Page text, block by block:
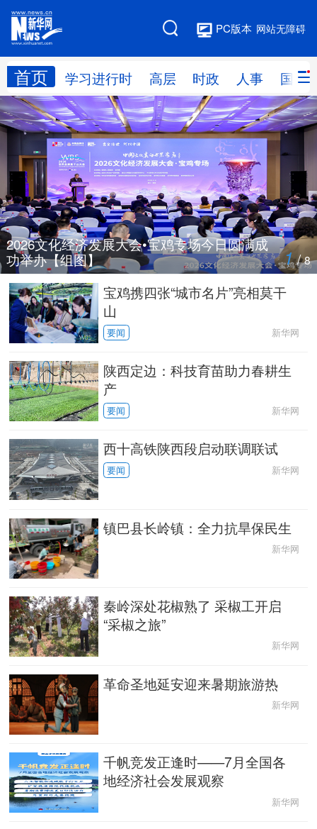
网站无障碍
PC版本
首页 学习进行时 高层 时政 人事 国际
网站地图
学习进行时 高层 时政 人事
国际 财经 网评 港澳
台湾 思客智库 全球连线 教育
科技 科创 量子 体育
文化 书画 健康 军事
访谈 视频
中央文件
人居 信息化
乡村振兴 溯源中国 旅游
能源 会展 彩票 娱乐
时尚
亚太网 上市公司 文化产业
地方频道
北京 天津
浙江 江西
山东
广东 广西 海南 重庆
四川 西藏
2026文化经济发展大会•宝鸡专场今日圆满成
功举办【组图】
1/8
宝鸡携四张“城市名片”亮相莫干
山
要闻 新华网
陕西定边：科技育苗助力春耕生
产
要闻 新华网
西十高铁陕西段启动联调联试
要闻 新华网
镇巴县长岭镇：全力抗旱保民生
新华网
秦岭深处花椒熟了 采椒工开启
“采椒之旅”
新华网
革命圣地延安迎来暑期旅游热
新华网
千帆竞发正逢时——7月全国各
地经济社会发展观察
新华网